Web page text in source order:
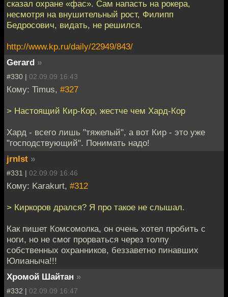
сказал охране «фас». Сам напасть на рокера,
несмотря на внушительный рост, Филипп
Бедросович, видать, не решился.
http://www.kp.ru/daily/22949/843/
Gerard »
#330 | 02.09.09 16:43
Кому: Timus, #327
> Настоящий Кир-Кор, жестче чем Хард-Кор
Хард - всего лишь "тяжелый", а вот Кир - это уже
"господствующий". Понимать надо!
jrnlst »
#331 | 02.09.09 16:46
Кому: Karakurt, #312
> Киркоров дрался? Я про такое не слышал.
Как пишет Комсомолка, он очень хотел пробить с
ноги, но не смог прорваться через толпу
собственных охранников, беззаветно пинавших
Юлианыча!!!
Хромой Шайтан »
#332 | 02.09.09 16:47